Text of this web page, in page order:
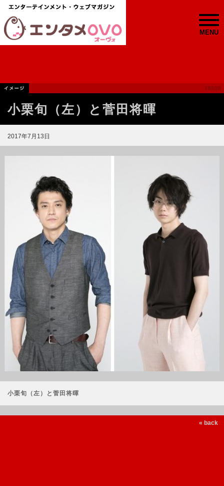
MENU
小栗旬（左）と菅田将暉
2017年7月13日
小栗旬（左）と菅田将暉
« back